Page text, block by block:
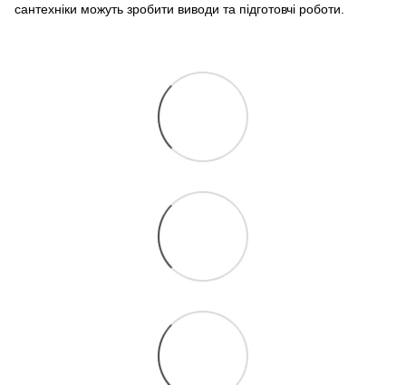
сантехніки можуть зробити виводи та підготовчі роботи.